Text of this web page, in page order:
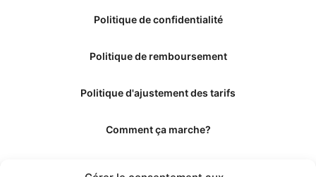
Politique de confidentialité
Politique de remboursement
Politique d'ajustement des tarifs
Comment ça marche?